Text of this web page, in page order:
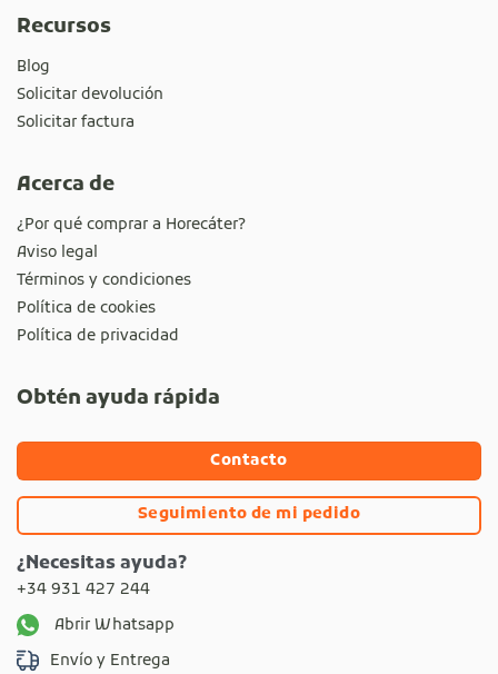
Recursos
Blog
Solicitar devolución
Solicitar factura
Acerca de
¿Por qué comprar a Horecáter?
Aviso legal
Términos y condiciones
Política de cookies
Política de privacidad
Obtén ayuda rápida
Contacto
Seguimiento de mi pedido
¿Necesitas ayuda?
+34 931 427 244
Abrir Whatsapp
Envío y Entrega